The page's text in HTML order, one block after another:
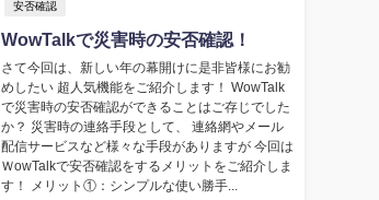
安否確認
WowTalkで災害時の安否確認！
さて今回は、新しい年の幕開けに是非皆様にお勧
めしたい 超人気機能をご紹介します！ WowTalk
で災害時の安否確認ができることはご存じでした
か？ 災害時の連絡手段として、 連絡網やメール
配信サービスなど様々な手段がありますが 今回は
ＷowTalkで安否確認をするメリットをご紹介しま
す！ メリット①：シンプルな使い勝手...